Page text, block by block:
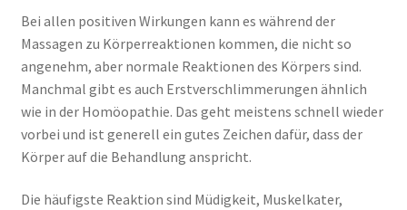
Bei allen positiven Wirkungen kann es während der
Massagen zu Körperreaktionen kommen, die nicht so
angenehm, aber normale Reaktionen des Körpers sind.
Manchmal gibt es auch Erstverschlimmerungen ähnlich
wie in der Homöopathie. Das geht meistens schnell wieder
vorbei und ist generell ein gutes Zeichen dafür, dass der
Körper auf die Behandlung anspricht.
Die häufigste Reaktion sind Müdigkeit, Muskelkater,